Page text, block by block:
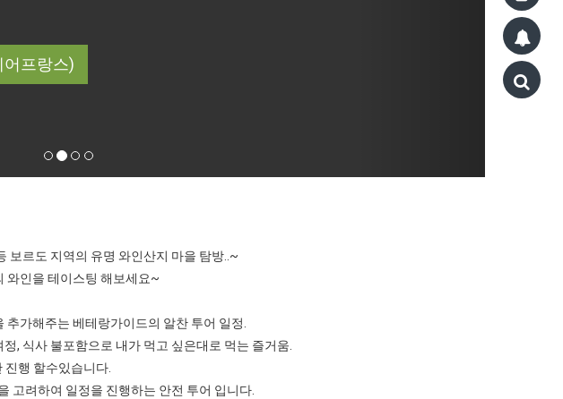
어프랑스)
르도 지역의 유명 와인산지 마을 탐방..~
와인을 테이스팅 해보세요~
가해주는 베테랑가이드의 알찬 투어 일정.
, 식사 불포함으로 내가 먹고 싶은대로 먹는 즐거움.
행 할수있습니다.
고려하여 일정을 진행하는 안전 투어 입니다.